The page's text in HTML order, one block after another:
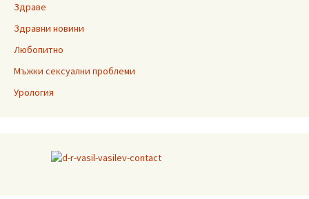
Здраве
Здравни новини
Любопитно
Мъжки сексуални проблеми
Урология